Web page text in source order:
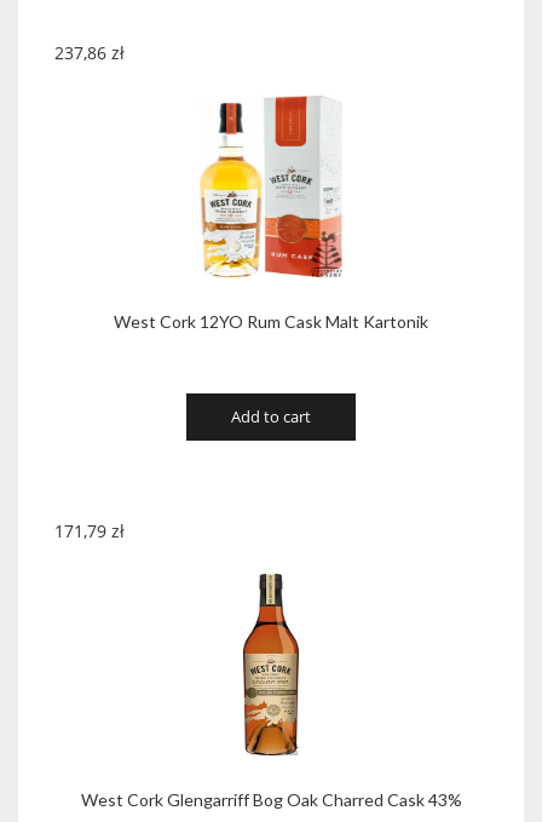
West Cork 12YO Rum Cask Malt Kartonik
237,86 zł
Add to cart
West Cork Glengarriff Bog Oak Charred Cask 43%
171,79 zł